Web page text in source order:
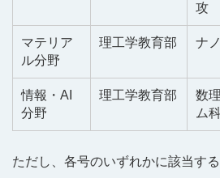
攻
マテリア
ル分野
理工学教育部 ナ
情報・AI
分野
理工学教育部
数
ム
ただし、各号のいずれかに該当す